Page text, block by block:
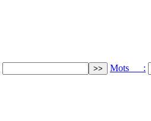
Mots :